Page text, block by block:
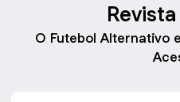
O Futebol Alternativo